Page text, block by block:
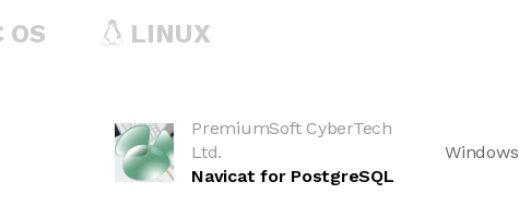
LINUX
PremiumSoft CyberTech
Ltd.
Navicat for PostgreSQL
Windows